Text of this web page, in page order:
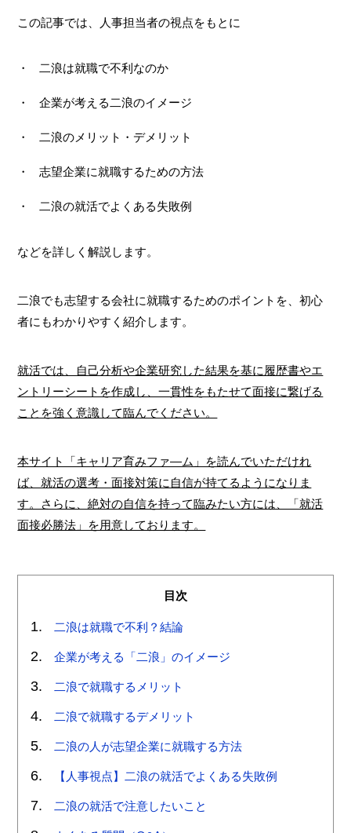
この記事では、人事担当者の視点をもとに
二浪は就職で不利なのか
企業が考える二浪のイメージ
二浪のメリット・デメリット
志望企業に就職するための方法
二浪の就活でよくある失敗例
などを詳しく解説します。
二浪でも志望する会社に就職するためのポイントを、初心
者にもわかりやすく紹介します。
就活では、自己分析や企業研究した結果を基に履歴書やエ
ントリーシートを作成し、一貫性をもたせて面接に繋げる
ことを強く意識して臨んでください。
本サイト「キャリア育みファ―ム」を読んでいただけれ
ば、就活の選考・面接対策に自信が持てるようになりま
す。さらに、絶対の自信を持って臨みたい方には、「就活
面接必勝法」を用意しております。
目次
二浪は就職で不利？結論
企業が考える「二浪」のイメージ
二浪で就職するメリット
二浪で就職するデメリット
二浪の人が志望企業に就職する方法
【人事視点】二浪の就活でよくある失敗例
二浪の就活で注意したいこと